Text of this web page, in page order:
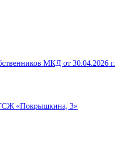
МКД от 30.04.2026 г.
ТСЖ «Покрышкина, 3»